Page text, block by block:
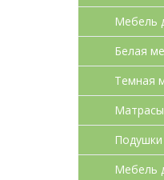
Мебель
Белая
Темная
Матрасы
Подушки
Мебель